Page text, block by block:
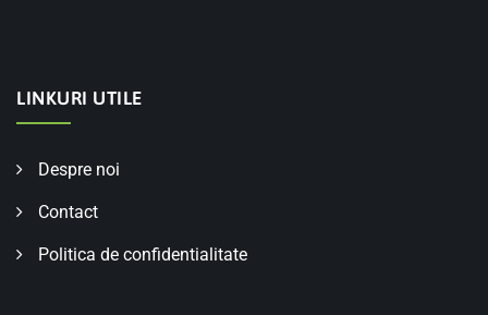
LINKURI UTILE
Despre noi
Contact
Politica de confidentialitate